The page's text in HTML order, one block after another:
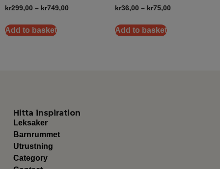
kr299,00 – kr749,00
Add to basket
kr36,00 – kr75,00
Add to basket
Hitta inspiration
Leksaker
Barnrummet
Utrustning
Category